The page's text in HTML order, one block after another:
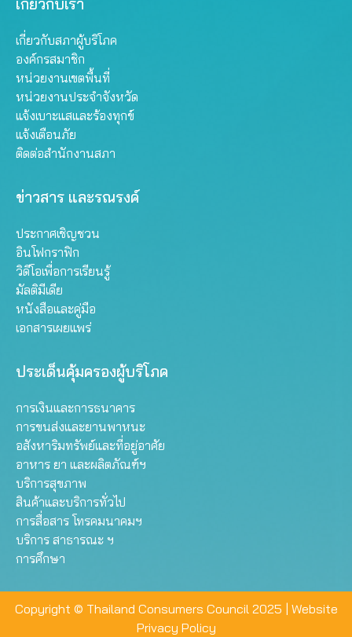
เกี่ยวกับเรา
เกี่ยวกับสภาผู้บริโภค
องค์กรสมาชิก
หน่วยงานเขตพื้นที่
หน่วยงานประจำจังหวัด
แจ้งเบาะแสและร้องทุกข์
แจ้งเตือนภัย
ติดต่อสำนักงานสภา
ข่าวสาร และรณรงค์
ประกาศเชิญชวน
อินโฟกราฟิก
วิดีโอเพื่อการเรียนรู้
มัลติมีเดีย
หนังสือและคู่มือ
เอกสารเผยแพร่
ประเด็นคุ้มครองผู้บริโภค
การเงินและการธนาคาร
การขนส่งและยานพาหนะ
อสังหาริมทรัพย์และที่อยู่อาศัย
อาหาร ยา และผลิตภัณฑ์ฯ
บริการสุขภาพ
สินค้าและบริการทั่วไป
การสื่อสาร โทรคมนาคมฯ
บริการ สาธารณะ ฯ
การศึกษา
Copyright © Thailand Consumers Council 2025 | Website
Privacy Policy